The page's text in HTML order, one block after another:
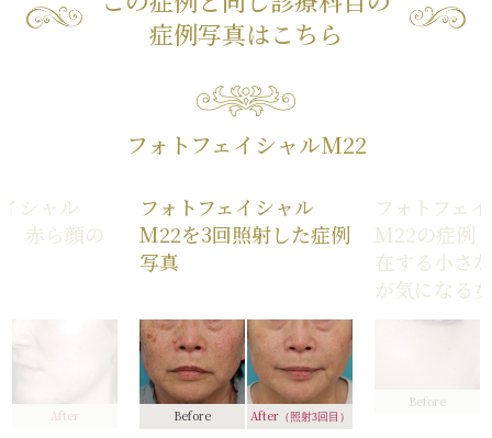
症例写真はこちら
フォトフェイシャルM22
シャル
赤ら顔の
After
フォトフェイシャル
M22を3回照射した症例
写真
Before After（照射3回目）
フォトフェ
M22の症例
在する小さ
が気になる
Before